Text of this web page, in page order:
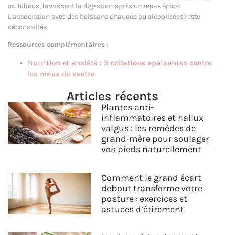
au bifidus, favorisent la digestion après un repas épicé.
L’association avec des boissons chaudes ou alcoolisées reste
déconseillée.
Ressources complémentaires :
Nutrition et anxiété : 5 collations apaisantes contre
les maux de ventre
Articles récents
Plantes anti-
inflammatoires et hallux
valgus : les remèdes de
grand-mère pour soulager
vos pieds naturellement
Comment le grand écart
debout transforme votre
posture : exercices et
astuces d’étirement